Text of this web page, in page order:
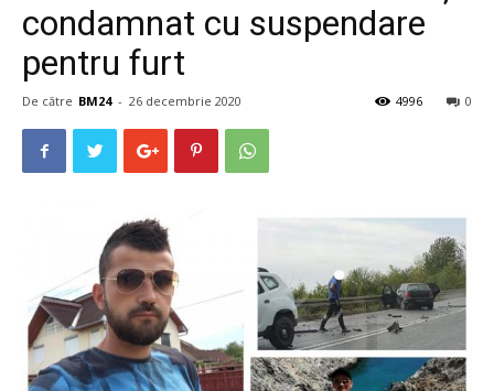
condamnat cu suspendare
pentru furt
De către BM24 - 26 decembrie 2020 0
4996